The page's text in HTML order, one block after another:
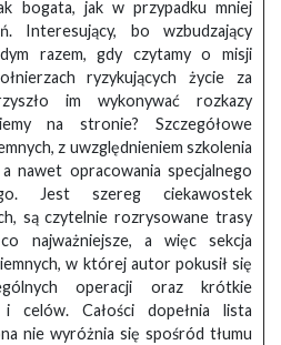
bogata, jak w przypadku mniej
Interesujący, bo wzbudzający
razem, gdy czytamy o misji
ryzykujących życie za
im wykonywać rozkazy
na stronie? Szczegółowe
z uwzględnieniem szkolenia
nawet opracowania specjalnego
Jest szereg ciekawostek
są czytelnie rozrysowane trasy
najważniejsze, a więc sekcja
w której autor pokusił się
operacji oraz krótkie
celów. Całości dopełnia lista
nie wyróżnia się spośród tłumu